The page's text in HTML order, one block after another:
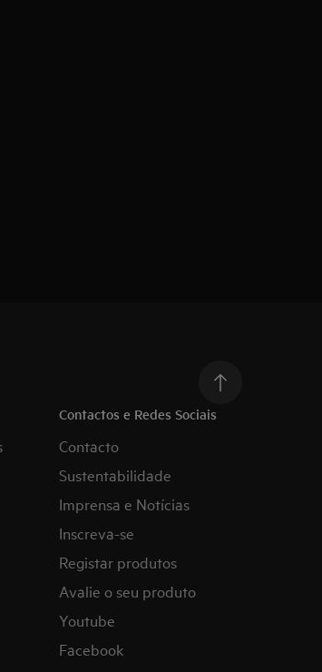
Contactos e Redes Sociais
Contacto
Sustentabilidade
Imprensa e Notícias
Inscreva-se
Registar produtos
Avalie o seu produto
Youtube
Facebook